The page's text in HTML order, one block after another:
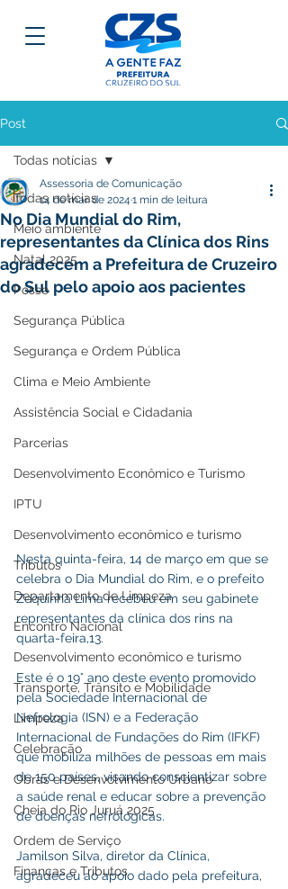
Post
Todas notícias
Meio ambiente
Natal 2025
Posse
Segurança Pública
Segurança e Ordem Pública
Clima e Meio Ambiente
Assistência Social e Cidadania
Parcerias
Desenvolvimento Econômico e Turismo
IPTU
Desenvolvimento econômico e turismo
Tributos
Departamento de Limpeza
Encontro Nacional
Desenvolvimento econômico e turismo
Transporte, Trânsito e Mobilidade
Limpeza
Celebração
Obras e Desenvolvimento Urbano
Cheia do Rio Juruá 2025
Ordem de Serviço
Finanças e Tributos
Todas notícias
No Dia Mundial do Rim,
representantes da Clínica dos Rins
agradecem a Prefeitura de Cruzeiro
do Sul pelo apoio aos pacientes
Assessoria de Comunicação
14 de mar. de 2024 1 min de leitura
Nesta quinta-feira, 14 de março em que se
celebra o Dia Mundial do Rim, e o prefeito
Zequinha Lima recebeu em seu gabinete
representantes da clínica dos rins na
quarta-feira,13.
Este é o 19° ano deste evento promovido
pela Sociedade Internacional de
Nefrologia (ISN) e a Federação
Internacional de Fundações do Rim (IFKF)
que mobiliza milhões de pessoas em mais
de 150 países, visando conscientizar sobre
a saúde renal e educar sobre a prevenção
de doenças nefrológicas.
Jamilson Silva, diretor da Clínica,
agradeceu ao apoio dado pela prefeitura,